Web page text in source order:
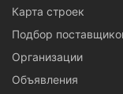
Карта строек
Подбор
Организации
Объявления